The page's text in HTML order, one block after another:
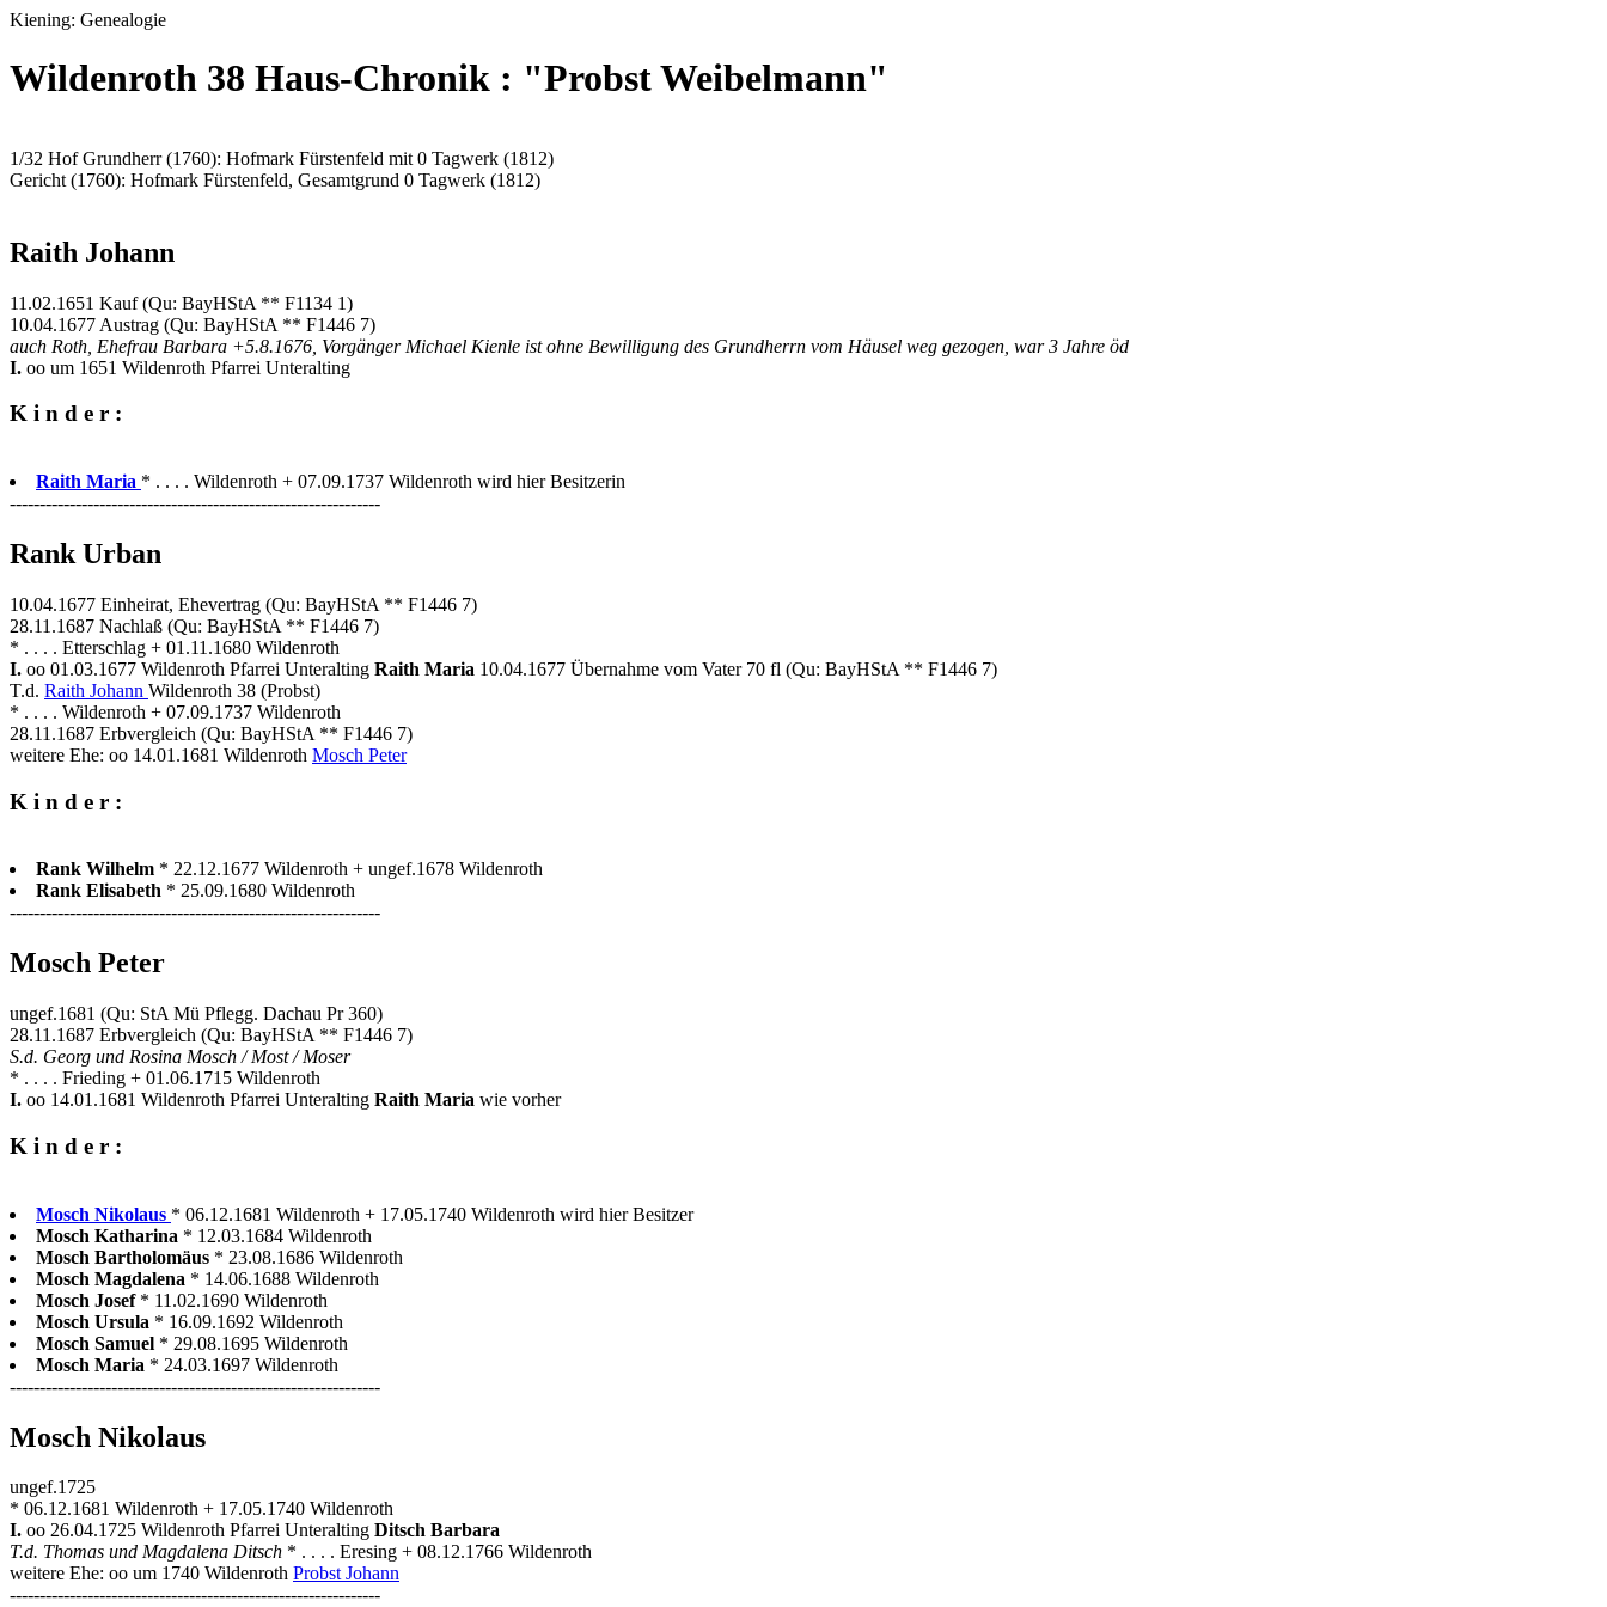
Kiening: Genealogie
Wildenroth 38 Haus-Chronik : "Probst Weibelmann"
1/32 Hof Grundherr (1760): Hofmark Fürstenfeld mit 0 Tagwerk (1812)
Gericht (1760): Hofmark Fürstenfeld, Gesamtgrund 0 Tagwerk (1812)
Raith Johann
11.02.1651 Kauf (Qu: BayHStA ** F1134 1)
10.04.1677 Austrag (Qu: BayHStA ** F1446 7)
auch Roth, Ehefrau Barbara +5.8.1676, Vorgänger Michael Kienle ist ohne Bewilligung des Grundherrn vom Häusel weg gezogen, war 3 Jahre öd
I. oo um 1651 Wildenroth Pfarrei Unteralting
K i n d e r :
Raith Maria * . . . . Wildenroth + 07.09.1737 Wildenroth wird hier Besitzerin
--------------------------------------------------------------
Rank Urban
10.04.1677 Einheirat, Ehevertrag (Qu: BayHStA ** F1446 7)
28.11.1687 Nachlaß (Qu: BayHStA ** F1446 7)
* . . . . Etterschlag + 01.11.1680 Wildenroth
I. oo 01.03.1677 Wildenroth Pfarrei Unteralting Raith Maria 10.04.1677 Übernahme vom Vater 70 fl (Qu: BayHStA ** F1446 7)
T.d. Raith Johann Wildenroth 38 (Probst)
* . . . . Wildenroth + 07.09.1737 Wildenroth
28.11.1687 Erbvergleich (Qu: BayHStA ** F1446 7)
weitere Ehe: oo 14.01.1681 Wildenroth Mosch Peter
K i n d e r :
Rank Wilhelm * 22.12.1677 Wildenroth + ungef.1678 Wildenroth
Rank Elisabeth * 25.09.1680 Wildenroth
--------------------------------------------------------------
Mosch Peter
ungef.1681 (Qu: StA Mü Pflegg. Dachau Pr 360)
28.11.1687 Erbvergleich (Qu: BayHStA ** F1446 7)
S.d. Georg und Rosina Mosch / Most / Moser
* . . . . Frieding + 01.06.1715 Wildenroth
I. oo 14.01.1681 Wildenroth Pfarrei Unteralting Raith Maria wie vorher
K i n d e r :
Mosch Nikolaus * 06.12.1681 Wildenroth + 17.05.1740 Wildenroth wird hier Besitzer
Mosch Katharina * 12.03.1684 Wildenroth
Mosch Bartholomäus * 23.08.1686 Wildenroth
Mosch Magdalena * 14.06.1688 Wildenroth
Mosch Josef * 11.02.1690 Wildenroth
Mosch Ursula * 16.09.1692 Wildenroth
Mosch Samuel * 29.08.1695 Wildenroth
Mosch Maria * 24.03.1697 Wildenroth
--------------------------------------------------------------
Mosch Nikolaus
ungef.1725
* 06.12.1681 Wildenroth + 17.05.1740 Wildenroth
I. oo 26.04.1725 Wildenroth Pfarrei Unteralting Ditsch Barbara
T.d. Thomas und Magdalena Ditsch * . . . . Eresing + 08.12.1766 Wildenroth
weitere Ehe: oo um 1740 Wildenroth Probst Johann
--------------------------------------------------------------